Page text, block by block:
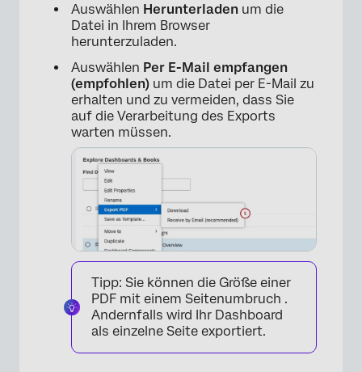
×
Auswählen Herunterladen um die
Datei in Ihrem Browser
herunterzuladen.
Auswählen Per E-Mail empfangen
(empfohlen) um die Datei per E-Mail zu
erhalten und zu vermeiden, dass Sie
auf die Verarbeitung des Exports
warten müssen.
Tipp: Sie können die Größe einer
PDF mit einem Seitenumbruch .
Andernfalls wird Ihr Dashboard
als einzelne Seite exportiert.